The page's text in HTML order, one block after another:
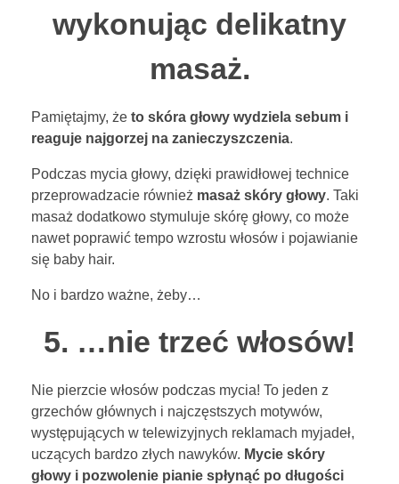
wykonując delikatny
masaż.
Pamiętajmy, że to skóra głowy wydziela sebum i
reaguje najgorzej na zanieczyszczenia.
Podczas mycia głowy, dzięki prawidłowej technice
przeprowadzacie również masaż skóry głowy. Taki
masaż dodatkowo stymuluje skórę głowy, co może
nawet poprawić tempo wzrostu włosów i pojawianie
się baby hair.
No i bardzo ważne, żeby…
5. …nie trzeć włosów!
Nie pierzcie włosów podczas mycia! To jeden z
grzechów głównych i najczęstszych motywów,
występujących w telewizyjnych reklamach myjadeł,
uczących bardzo złych nawyków. Mycie skóry
głowy i pozwolenie pianie spłynąć po długości